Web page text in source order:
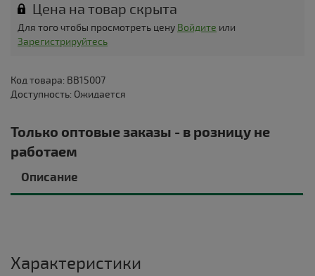
Цена на товар скрыта
Для того чтобы просмотреть цену Войдите или
Зарегистрируйтесь
Код товара: BB15007
Доступность: Ожидается
Только оптовые заказы - в розницу не
работаем
Описание
Характеристики